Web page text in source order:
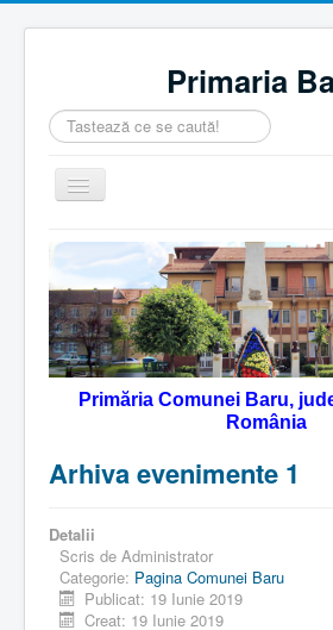
Primaria
Căutare
...
Comută
navigarea
Home
Despre noi
Noutăţi
Contact
Servicii Online
Primăria Comunei Baru,
România
Arhiva evenimente 1
Detalii
Scris de Administrator
Categorie: Pagina Comunei Baru
Publicat: 19 Iunie 2019
Creat: 19 Iunie 2019